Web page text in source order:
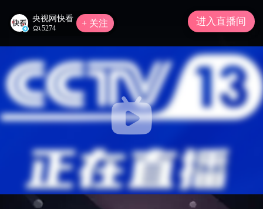
央视网快看
5274 + 关注 进入直播间